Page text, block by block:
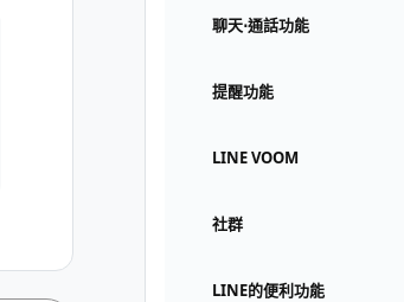
聊天⋅通話功能
提醒功能
LINE VOOM
社群
LINE的便利功能